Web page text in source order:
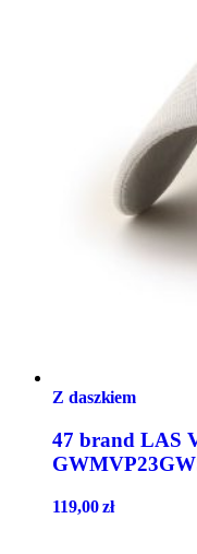
Z daszkiem
47 brand LAS
119,00zł